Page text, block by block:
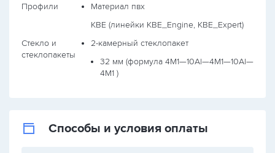
Профили
Материал пвх
KBE (линейки KBE_Engine, KBE_Expert)
Стекло и
стеклопакеты
2-камерный стеклопакет
32 мм (формула 4М1—10Al—4М1—10Al—
4М1 )
Способы и условия оплаты